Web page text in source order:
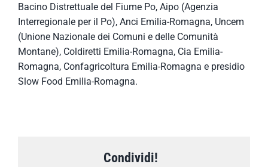
Bacino Distrettuale del Fiume Po, Aipo (Agenzia
Interregionale per il Po), Anci Emilia-Romagna, Uncem
(Unione Nazionale dei Comuni e delle Comunità
Montane), Coldiretti Emilia-Romagna, Cia Emilia-
Romagna, Confagricoltura Emilia-Romagna e presidio
Slow Food Emilia-Romagna.
Condividi!